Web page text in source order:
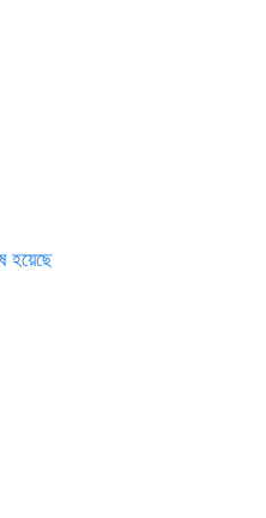
হয়েছে